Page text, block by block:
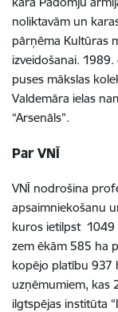
noliktavām un
pārņēma Kultūras
izveidošanai.
puses mākslas
Valdemāra ielas
“Arsenāls”.
Par VNĪ
VNĪ nodrošina
apsaimniekošanu
kuros ietilpst 1049
zem ēkām 585 ha
kopējo platību 937
uzņēmumiem, kas
ilgtspējas institūta